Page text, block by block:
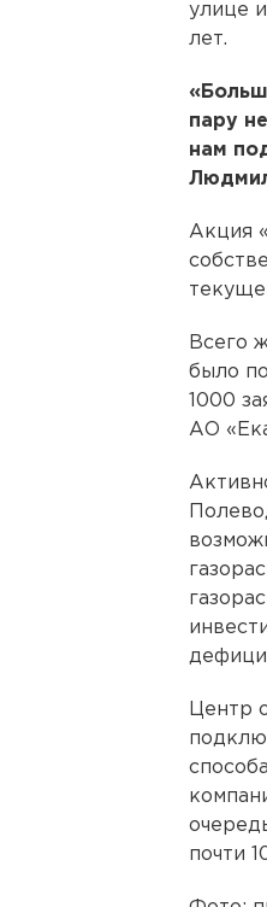
улице
лет.
пару
нам
Акция
Всего
было
1000
АО
Центр
почти